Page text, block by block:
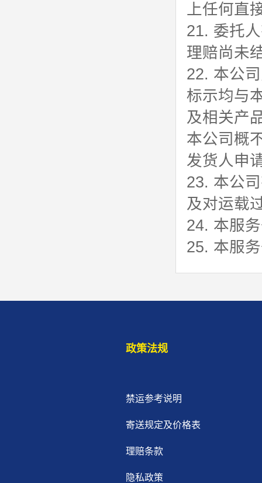
上任何直
21. 委托
理赔尚未
22. 本公
标示均与
及相关产
本公司概
发货人申
23. 本公
及对运载
24. 本服
25. 本服
政策法规
禁运参考说明
寄送规定及价格表
理赔条款
隐私政策